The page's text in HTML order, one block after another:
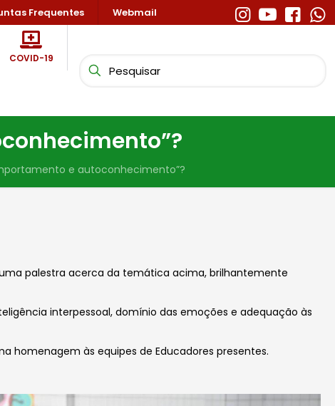
Frequentes Webmail
COVID-19
e autoconhecimento”?
palestra acerca da temática acima, brilhantemente
interpessoal, domínio das emoções e adequação às
homenagem às equipes de Educadores presentes.